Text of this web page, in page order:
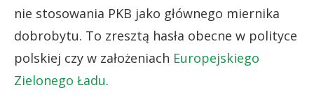
nie stosowania PKB jako głównego miernika
dobrobytu. To zresztą hasła obecne w polityce
polskiej czy w założeniach Europejskiego
Zielonego Ładu.